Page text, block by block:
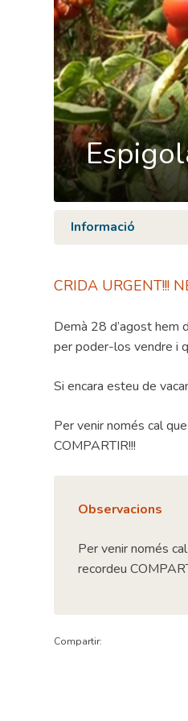
Informació
CRIDA URGENT!!!
Demà 28 d’agost hem
per poder-los vendre i
Si encara esteu de
Per venir només cal
COMPARTIR!!!
Observacions
Per venir només
recordeu
Compartir: